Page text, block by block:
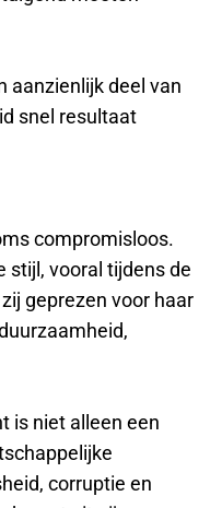
aanzienlijk deel van
snel resultaat
compromisloos.
stijl, vooral tijdens de
geprezen voor haar
is niet alleen een
corruptie en